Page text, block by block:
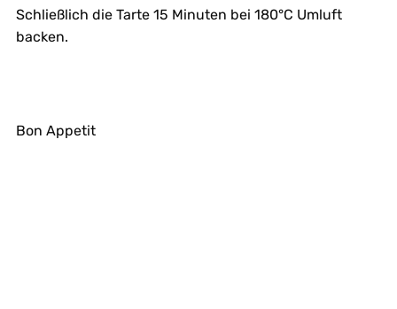
Schließlich die Tarte 15 Minuten bei 180°C Umluft
backen.
Bon Appetit